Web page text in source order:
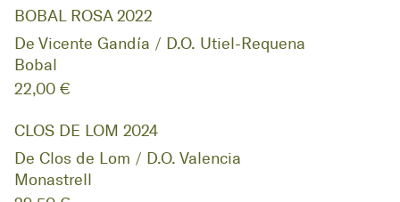
BOBAL ROSA 2022
De Vicente Gandía / D.O. Utiel-Requena
Bobal
22,00 €
CLOS DE LOM 2024
De Clos de Lom / D.O. Valencia
Monastrell